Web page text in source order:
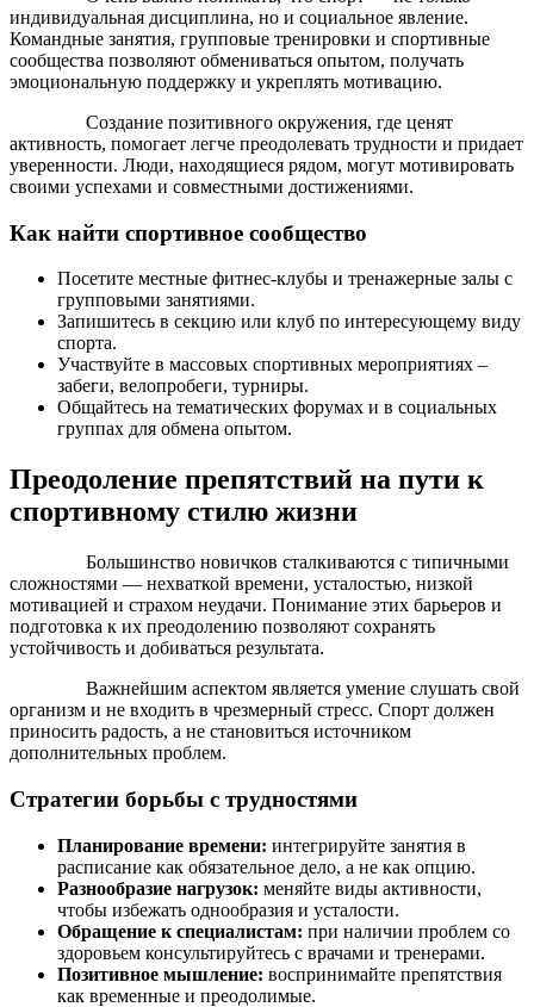
индивидуальная дисциплина, но и социальное явление.
Командные занятия, групповые тренировки и спортивные
сообщества позволяют обмениваться опытом, получать
эмоциональную поддержку и укреплять мотивацию.
Создание позитивного окружения, где ценят
активность, помогает легче преодолевать трудности и придает
уверенности. Люди, находящиеся рядом, могут мотивировать
своими успехами и совместными достижениями.
Как найти спортивное сообщество
Посетите местные фитнес-клубы и тренажерные залы с
групповыми занятиями.
Запишитесь в секцию или клуб по интересующему виду
спорта.
Участвуйте в массовых спортивных мероприятиях –
забеги, велопробеги, турниры.
Общайтесь на тематических форумах и в социальных
группах для обмена опытом.
Преодоление препятствий на пути к
спортивному стилю жизни
Большинство новичков сталкиваются с типичными
сложностями — нехваткой времени, усталостью, низкой
мотивацией и страхом неудачи. Понимание этих барьеров и
подготовка к их преодолению позволяют сохранять
устойчивость и добиваться результата.
Важнейшим аспектом является умение слушать свой
организм и не входить в чрезмерный стресс. Спорт должен
приносить радость, а не становиться источником
дополнительных проблем.
Стратегии борьбы с трудностями
Планирование времени: интегрируйте занятия в
расписание как обязательное дело, а не как опцию.
Разнообразие нагрузок: меняйте виды активности,
чтобы избежать однообразия и усталости.
Обращение к специалистам: при наличии проблем со
здоровьем консультируйтесь с врачами и тренерами.
Позитивное мышление: воспринимайте препятствия
как временные и преодолимые.